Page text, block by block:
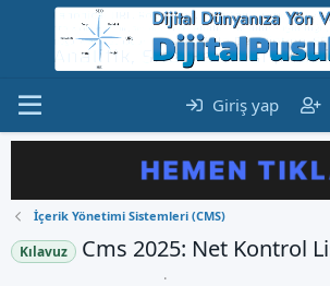
Giriş yap
İçerik Yönetimi Sistemleri (CMS)
Kılavuz Cms 2025: Net Kontrol